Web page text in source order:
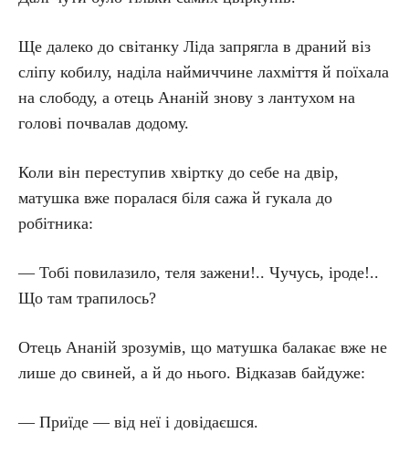
Ще далеко до світанку Ліда запрягла в драний віз
сліпу кобилу, наділа наймиччине лахміття й поїхала
на слободу, а отець Ананій знову з лантухом на
голові почвалав додому.
Коли він переступив хвіртку до себе на двір,
матушка вже поралася біля сажа й гукала до
робітника:
— Тобі повилазило, теля зажени!.. Чучусь, іроде!..
Що там трапилось?
Отець Ананій зрозумів, що матушка балакає вже не
лише до свиней, а й до нього. Відказав байдуже:
— Приїде — від неї і довідаєшся.